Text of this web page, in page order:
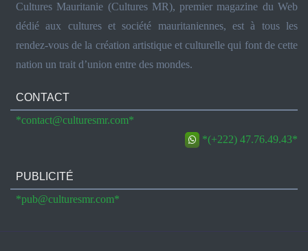
Cultures Mauritanie (Cultures MR), premier magazine du Web
dédié aux cultures et société mauritaniennes, est à tous les
rendez-vous de la création artistique et culturelle qui font de cette
nation un trait d’union entre des mondes.
CONTACT
*contact@culturesmr.com*
*(+222) 47.76.49.43*
PUBLICITÉ
*pub@culturesmr.com*